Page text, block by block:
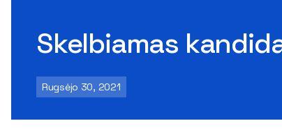
Skelbiamas
Rugsėjo 30, 2021